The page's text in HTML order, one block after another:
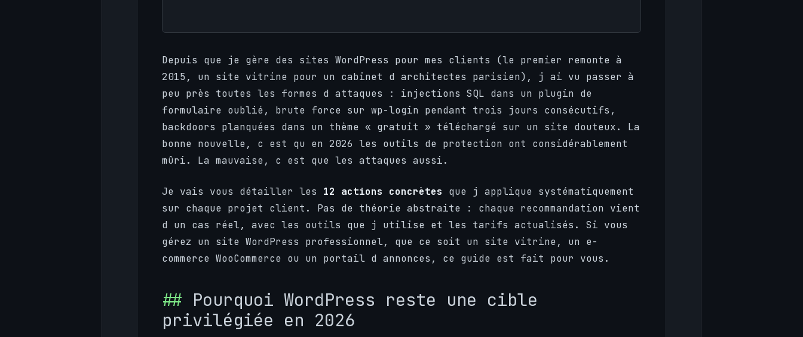
Depuis que je gère des sites WordPress pour mes clients (le premier remonte à
2015, un site vitrine pour un cabinet d architectes parisien), j ai vu passer à
peu près toutes les formes d attaques : injections SQL dans un plugin de
formulaire oublié, brute force sur wp-login pendant trois jours consécutifs,
backdoors planquées dans un thème « gratuit » téléchargé sur un site douteux. La
bonne nouvelle, c est qu en 2026 les outils de protection ont considérablement
mûri. La mauvaise, c est que les attaques aussi.
Je vais vous détailler les 12 actions concrètes que j applique systématiquement
sur chaque projet client. Pas de théorie abstraite : chaque recommandation vient
d un cas réel, avec les outils que j utilise et les tarifs actualisés. Si vous
gérez un site WordPress professionnel, que ce soit un site vitrine, un e-
commerce WooCommerce ou un portail d annonces, ce guide est fait pour vous.
Pourquoi WordPress reste une cible
privilégiée en 2026